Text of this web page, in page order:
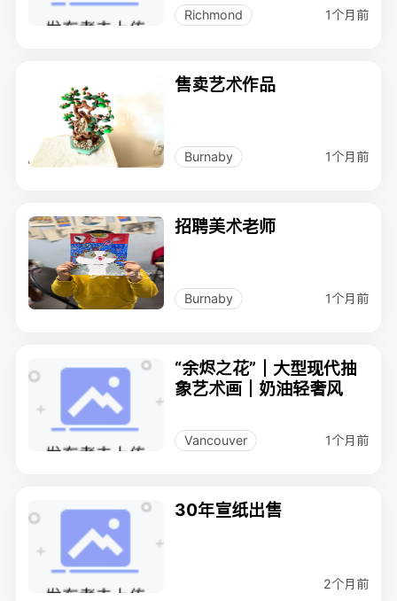
Richmond 1个月前
售卖艺术作品
Burnaby 1个月前
招聘美术老师
Burnaby 1个月前
“余烬之花”｜大型现代抽
象艺术画｜奶油轻奢风
Vancouver 1个月前
30年宣纸出售
2个月前